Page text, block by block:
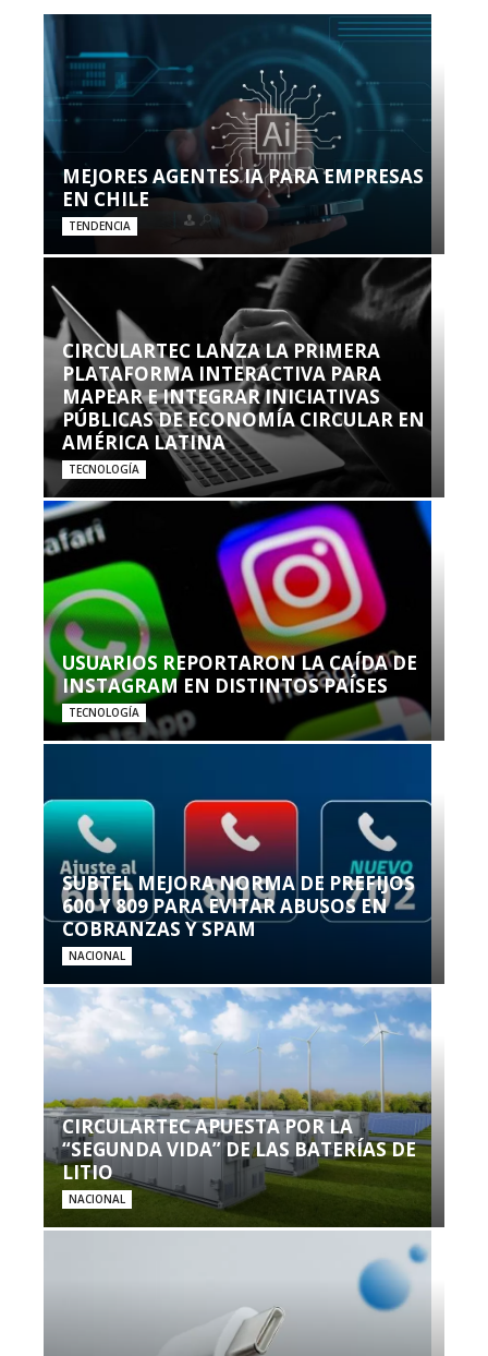
MEJORES AGENTES IA PARA EMPRESAS
EN CHILE
TENDENCIA
CIRCULARTEC LANZA LA PRIMERA
PLATAFORMA INTERACTIVA PARA
MAPEAR E INTEGRAR INICIATIVAS
PÚBLICAS DE ECONOMÍA CIRCULAR EN
AMÉRICA LATINA
TECNOLOGÍA
USUARIOS REPORTARON LA CAÍDA DE
INSTAGRAM EN DISTINTOS PAÍSES
TECNOLOGÍA
SUBTEL MEJORA NORMA DE PREFIJOS
600 Y 809 PARA EVITAR ABUSOS EN
COBRANZAS Y SPAM
NACIONAL
CIRCULARTEC APUESTA POR LA
“SEGUNDA VIDA” DE LAS BATERÍAS DE
LITIO
NACIONAL